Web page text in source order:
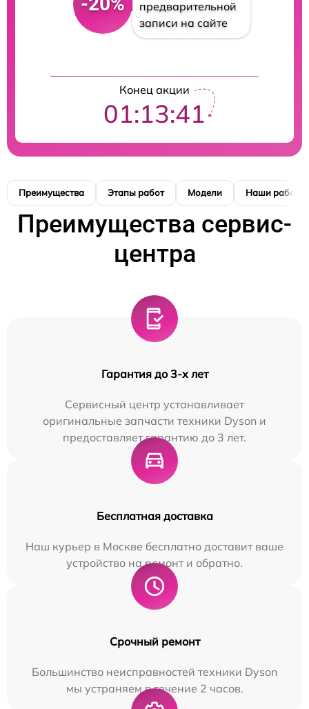
предварительной
записи на сайте
Конец акции
01:13:40
Преимущества Этапы работ Модели Наши работы
Преимущества сервис-
центра
Гарантия до 3-х лет
Сервисный центр устанавливает
оригинальные запчасти техники Dyson и
предоставляет гарантию до 3 лет.
Бесплатная доставка
Наш курьер в Москве бесплатно доставит ваше
устройство на ремонт и обратно.
Срочный ремонт
Большинство неисправностей техники Dyson
мы устраняем в течение 2 часов.